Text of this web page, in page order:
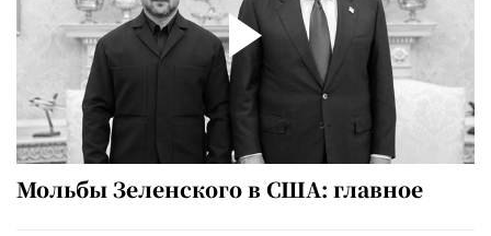
Мольбы Зеленского в США: главное